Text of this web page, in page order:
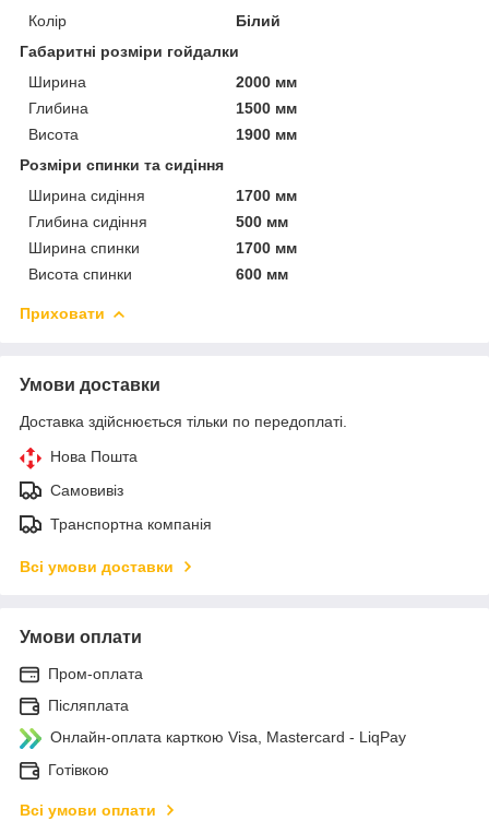
Колір
Білий
Габаритні розміри гойдалки
Ширина
2000 мм
Глибина
1500 мм
Висота
1900 мм
Розміри спинки та сидіння
Ширина сидіння
1700 мм
Глибина сидіння
500 мм
Ширина спинки
1700 мм
Висота спинки
600 мм
Приховати
Умови доставки
Доставка здійснюється тільки по передоплаті.
Нова Пошта
Самовивіз
Транспортна компанія
Всі умови доставки
Умови оплати
Пром-оплата
Післяплата
Онлайн-оплата карткою Visa, Mastercard - LiqPay
Готівкою
Всі умови оплати